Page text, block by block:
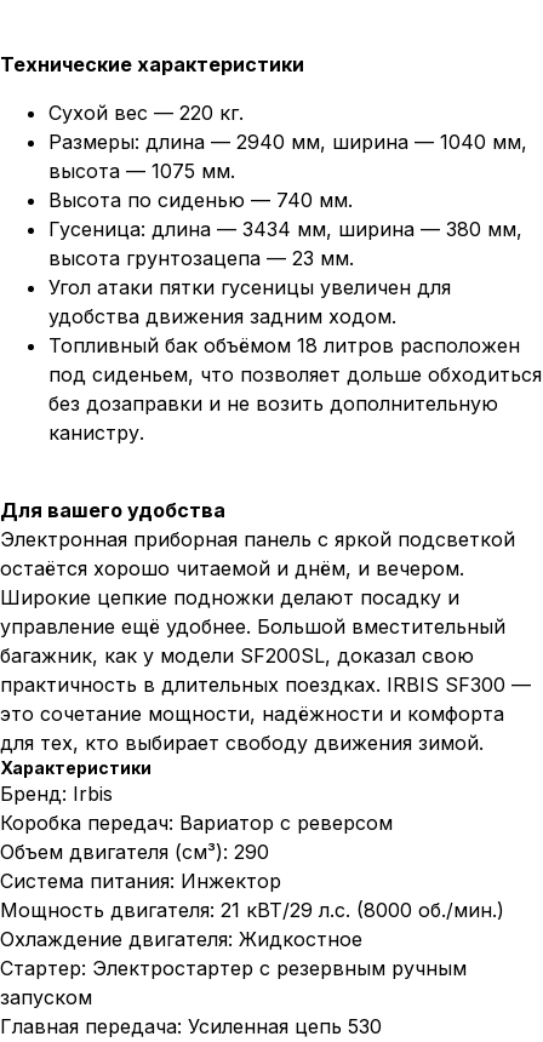
Технические характеристики
Сухой вес — 220 кг.
Размеры: длина — 2940 мм, ширина — 1040 мм,
высота — 1075 мм.
Высота по сиденью — 740 мм.
Гусеница: длина — 3434 мм, ширина — 380 мм,
высота грунтозацепа — 23 мм.
Угол атаки пятки гусеницы увеличен для
удобства движения задним ходом.
Топливный бак объёмом 18 литров расположен
под сиденьем, что позволяет дольше обходиться
без дозаправки и не возить дополнительную
канистру.
Для вашего удобства
Электронная приборная панель с яркой подсветкой
остаётся хорошо читаемой и днём, и вечером.
Широкие цепкие подножки делают посадку и
управление ещё удобнее. Большой вместительный
багажник, как у модели SF200SL, доказал свою
практичность в длительных поездках. IRBIS SF300 —
это сочетание мощности, надёжности и комфорта
для тех, кто выбирает свободу движения зимой.
Характеристики
Бренд: Irbis
Коробка передач: Вариатор с реверсом
Объем двигателя (см³): 290
Система питания: Инжектор
Мощность двигателя: 21 кВТ/29 л.с. (8000 об./мин.)
Охлаждение двигателя: Жидкостное
Стартер: Электростартер с резервным ручным
запуском
Главная передача: Усиленная цепь 530